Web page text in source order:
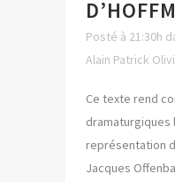
Posté à 21:30h
Alain Patrick
Ce texte rend
dramaturgiques
représentation
Jacques